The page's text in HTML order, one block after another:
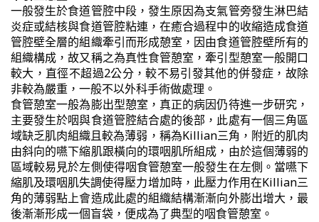
一般發生於食道管腔中段，發生原因為支氣管旁發生淋巴結
炎症或結核與食道管腔粘連，在癒合過程中的收縮造成食道
管腔壁全層的組織牽引而形成憩室，因由食道管腔壁所有的
組織構成，故又稱之為真性食管憩室，牽引型憩室一般開口
較大，直徑不超過2公分，較不易引發其他的併發症，故除
非較為嚴重，一般不以外科手術做處理。
食管憩室一般為膨出型憩室，真正的病因仍待進一步研究，
主要發生於咽與食道管腔結合處的後部，此處有一個三角區
域缺乏肌肉組織且較為薄弱，稱為Killian三角，附近的肌肉
由斜向的嚥下縮肌跟橫向的環咽肌所組成，由於這個薄弱的
區域較易見於左側使得咽食管憩室一般發生在左側。當嚥下
縮肌及環咽肌失調使得壓力增加時，此壓力作用在Killian三
角的薄弱點上會造成此處的組織結構漸漸向外膨出增大，最
後漸漸形成一個盲袋，便成為了典型的咽食管憩室。